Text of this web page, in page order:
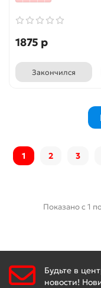
1875 р
Закончился
1 2 3
Показано с 1
Будьте в
новости!